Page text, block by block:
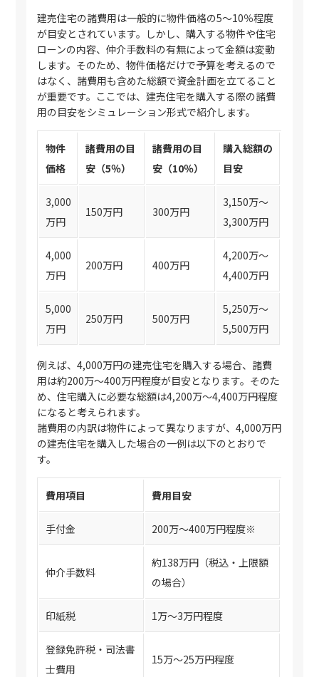
建売住宅の諸費用は一般的に物件価格の5〜10％程度
が目安とされています。しかし、購入する物件や住宅
ローンの内容、仲介手数料の有無によって金額は変動
します。そのため、物件価格だけで予算を考えるので
はなく、諸費用も含めた総額で資金計画を立てること
が重要です。ここでは、建売住宅を購入する際の諸費
用の目安をシミュレーション形式で紹介します。
物件
価格
諸費用の目
安（5％）
諸費用の目
安（10％）
購入総額の
目安
3,000
万円
150万円 300万円
3,150万〜
3,300万円
4,000
万円
200万円 400万円
4,200万〜
4,400万円
5,000
万円
250万円 500万円
5,250万〜
5,500万円
例えば、4,000万円の建売住宅を購入する場合、諸費
用は約200万〜400万円程度が目安となります。そのた
め、住宅購入に必要な総額は4,200万〜4,400万円程度
になると考えられます。
諸費用の内訳は物件によって異なりますが、4,000万円
の建売住宅を購入した場合の一例は以下のとおりで
す。
費用項目 費用目安
手付金 200万〜400万円程度※
仲介手数料
約138万円（税込・上限額
の場合）
印紙税 1万〜3万円程度
登録免許税・司法書
士費用
15万〜25万円程度